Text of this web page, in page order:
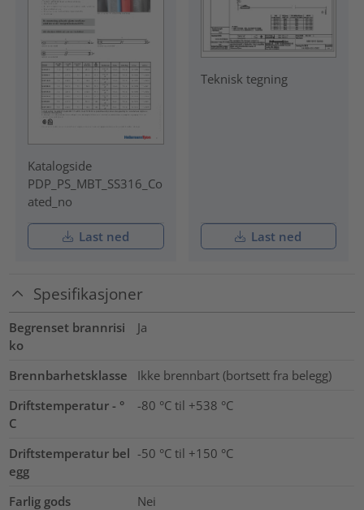
Katalogside
PDP_PS_MBT_SS316_Co
ated_no
Last ned
Teknisk tegning
Last ned
Spesifikasjoner
Begrenset brannrisi
ko
Ja
Brennbarhetsklasse
Ikke brennbart (bortsett fra belegg)
Driftstemperatur - °
C
-80 °C til +538 °C
Driftstemperatur bel
egg
-50 °C til +150 °C
Farlig gods
Nei